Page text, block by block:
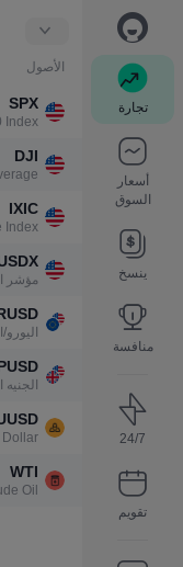
تجارة
أسعار
السوق
ينسخ
منافسة
24/7
تقويم
الأصول
SPX
Index
DJI
IXIC
Index
مؤشر
Dollar
WTI
Oil